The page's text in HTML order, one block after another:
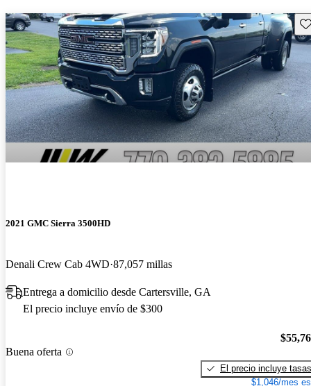
2021 GMC Sierra 3500HD
Denali Crew Cab 4WD 87,057 millas
Entrega a domicilio desde Cartersville, GA
El precio incluye envío de $300
Buena oferta
El precio incluye tasas
$1,046/mes